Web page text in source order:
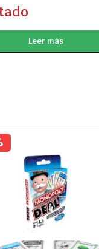
Leer más